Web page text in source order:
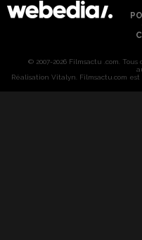
© 2007-2026 Filmsactu .com.
Réalisation Vitalyn . Filmsactu .com